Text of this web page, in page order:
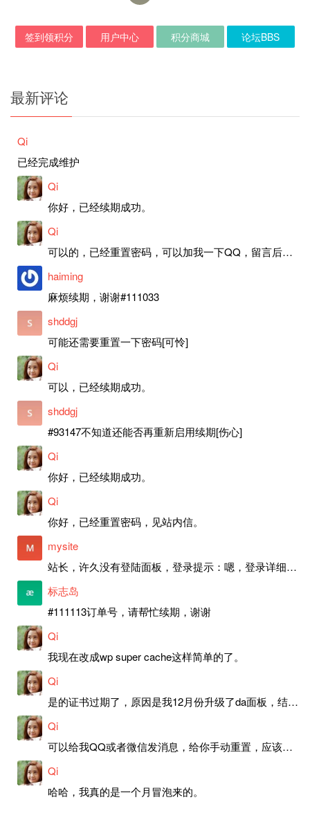
签到领积分 用户中心 积分商城 论坛BBS
最新评论
Qi
已经完成维护
Qi
你好，已经续期成功。
Qi
可以的，已经重置密码，可以加我一下QQ，留言后我就发密码给你。
haiming
麻烦续期，谢谢#111033
shddgj
可能还需要重置一下密码[可怜]
Qi
可以，已经续期成功。
shddgj
#93147不知道还能否再重新启用续期[伤心]
Qi
你好，已经续期成功。
Qi
你好，已经重置密码，见站内信。
mysite
站长，许久没有登陆面板，登录提示：嗯，登录详细信息似乎不正确。请重试。 网站还可以正常使用。如果是密码问题请帮忙重置一下密码。谢谢。订单号：97790，账号：aa20210950。 站长，提交了工单，你回复续期成功，不过我的问题是面部登陆信息有问题，一直是初始密码，现在无法登陆，有时间麻烦排查一下。
标志岛
#111113订单号，请帮忙续期，谢谢
Qi
我现在改成wp super cache这样简单的了。
Qi
是的证书过期了，原因是我12月份升级了da面板，结果后台证书就不更新了，目前还在排查问题。切换PHP版本现在没有了，因为DA新版不支持。
Qi
可以给我QQ或者微信发消息，给你手动重置，应该是服务器插件有问题了，这个wp的主题太老了，导致现在好多的问题，网站的签到功能也是因为这个原因导致的。
Qi
哈哈，我真的是一个月冒泡来的。